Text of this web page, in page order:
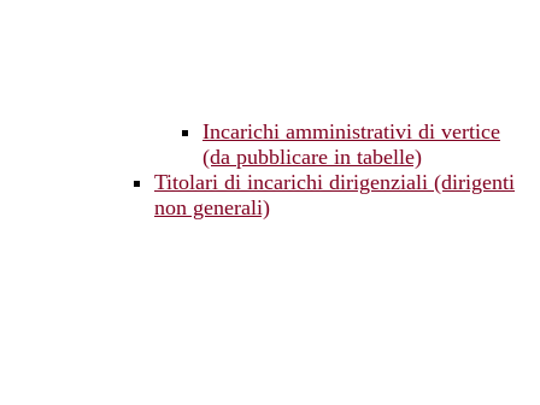
Incarichi amministrativi di vertice
(da pubblicare in tabelle)
Titolari di incarichi dirigenziali (dirigenti
non generali)